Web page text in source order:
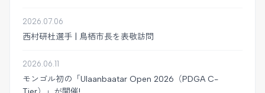
2026.07.06
西村研杜選手 | 鳥栖市長を表敬訪問
2026.06.11
モンゴル初の「Ulaanbaatar Open 2026（PDGA C-